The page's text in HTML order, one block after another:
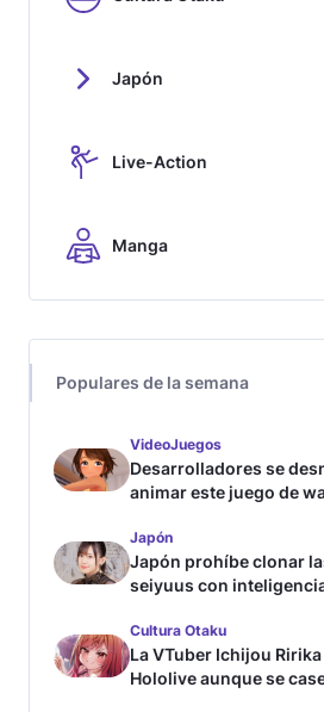
Japón
Live-Action
Manga
Populares de la semana
VideoJuegos
Desarrolladores se
animar este juego de
Japón
Japón prohíbe clonar
seiyuus con
Cultura Otaku
La VTuber Ichijou
Hololive aunque se